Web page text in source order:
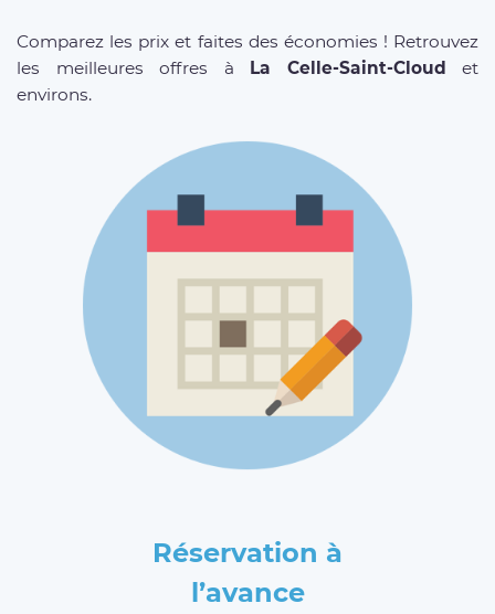
Comparez les prix et faites des économies ! Retrouvez
les meilleures offres à
La Celle-Saint-Cloud
et
environs.
Réservation à
l’avance